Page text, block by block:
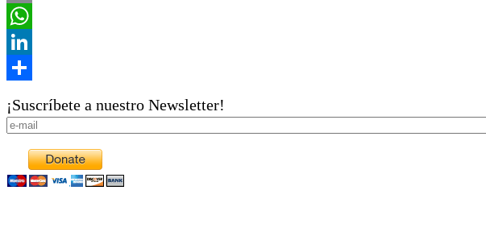
Copy
Link
WhatsApp
LinkedIn
¡Suscríbete a nuestro Newsletter!